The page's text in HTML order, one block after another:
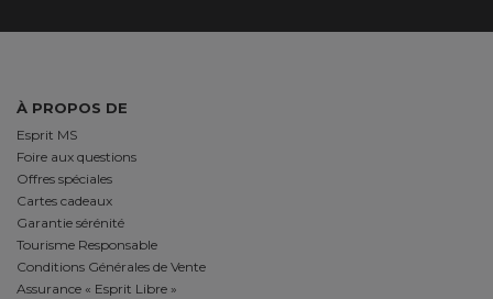
À PROPOS DE
Esprit MS
Foire aux questions
Offres spéciales
Cartes cadeaux
Garantie sérénité
Tourisme Responsable
Conditions Générales de Vente
Assurance « Esprit Libre »